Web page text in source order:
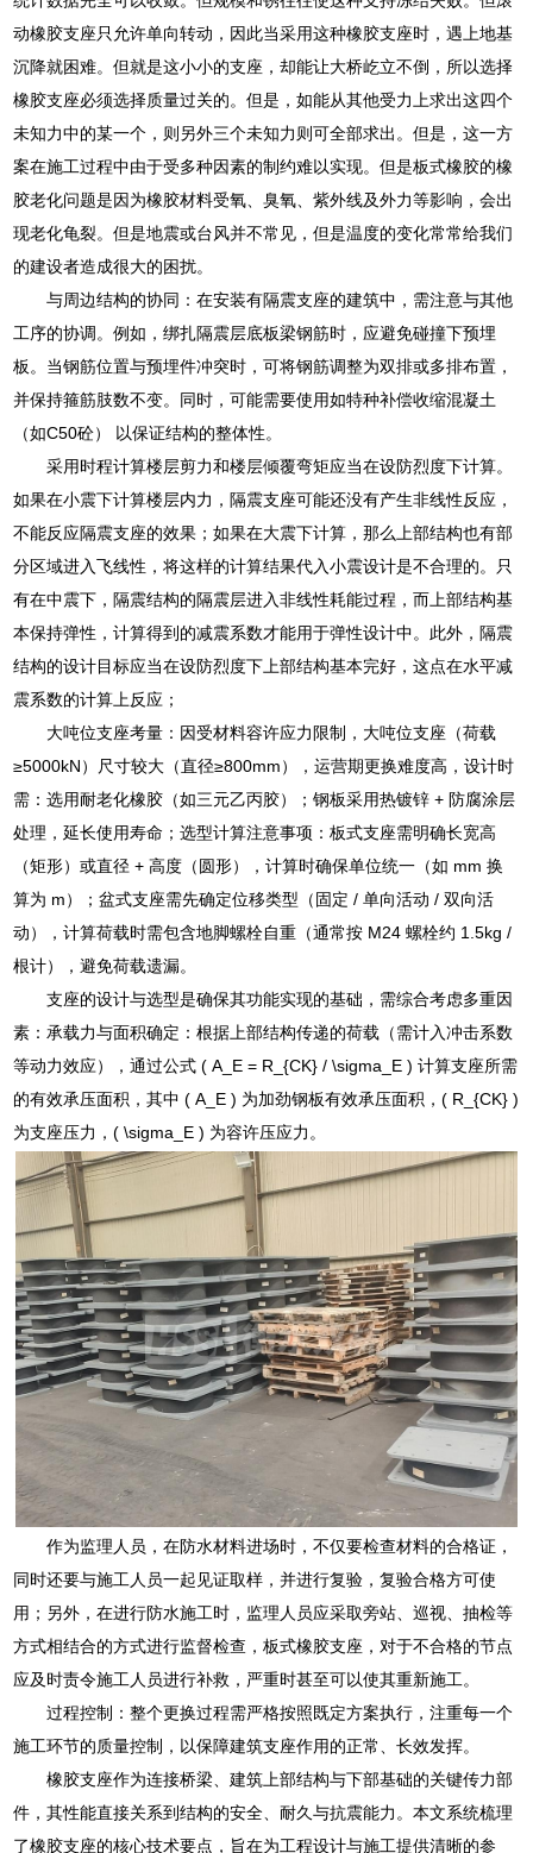
动橡胶支座只允许单向转动，因此当采用这种橡胶支座时，遇上地基
沉降就困难。但就是这小小的支座，却能让大桥屹立不倒，所以选择
橡胶支座必须选择质量过关的。但是，如能从其他受力上求出这四个
未知力中的某一个，则另外三个未知力则可全部求出。但是，这一方
案在施工过程中由于受多种因素的制约难以实现。但是板式橡胶的橡
胶老化问题是因为橡胶材料受氧、臭氧、紫外线及外力等影响，会出
现老化龟裂。但是地震或台风并不常见，但是温度的变化常常给我们
的建设者造成很大的困扰。
与周边结构的协同：在安装有隔震支座的建筑中，需注意与其他
工序的协调。例如，绑扎隔震层底板梁钢筋时，应避免碰撞下预埋
板。当钢筋位置与预埋件冲突时，可将钢筋调整为双排或多排布置，
并保持箍筋肢数不变。同时，可能需要使用如特种补偿收缩混凝土
（如C50砼） 以保证结构的整体性。
采用时程计算楼层剪力和楼层倾覆弯矩应当在设防烈度下计算。
如果在小震下计算楼层内力，隔震支座可能还没有产生非线性反应，
不能反应隔震支座的效果；如果在大震下计算，那么上部结构也有部
分区域进入飞线性，将这样的计算结果代入小震设计是不合理的。只
有在中震下，隔震结构的隔震层进入非线性耗能过程，而上部结构基
本保持弹性，计算得到的减震系数才能用于弹性设计中。此外，隔震
结构的设计目标应当在设防烈度下上部结构基本完好，这点在水平减
震系数的计算上反应；
大吨位支座考量：因受材料容许应力限制，大吨位支座（荷载
≥5000kN）尺寸较大（直径≥800mm），运营期更换难度高，设计时
需：选用耐老化橡胶（如三元乙丙胶）；钢板采用热镀锌 + 防腐涂层
处理，延长使用寿命；选型计算注意事项：板式支座需明确长宽高
（矩形）或直径 + 高度（圆形），计算时确保单位统一（如 mm 换
算为 m）；盆式支座需先确定位移类型（固定 / 单向活动 / 双向活
动），计算荷载时需包含地脚螺栓自重（通常按 M24 螺栓约 1.5kg /
根计），避免荷载遗漏。
支座的设计与选型是确保其功能实现的基础，需综合考虑多重因
素：承载力与面积确定：根据上部结构传递的荷载（需计入冲击系数
等动力效应），通过公式 ( A_E = R_{CK} / \sigma_E ) 计算支座所需
的有效承压面积，其中 ( A_E ) 为加劲钢板有效承压面积，( R_{CK} )
为支座压力，( \sigma_E ) 为容许压应力。
作为监理人员，在防水材料进场时，不仅要检查材料的合格证，
同时还要与施工人员一起见证取样，并进行复验，复验合格方可使
用；另外，在进行防水施工时，监理人员应采取旁站、巡视、抽检等
方式相结合的方式进行监督检查，板式橡胶支座，对于不合格的节点
应及时责令施工人员进行补救，严重时甚至可以使其重新施工。
过程控制：整个更换过程需严格按照既定方案执行，注重每一个
施工环节的质量控制，以保障建筑支座作用的正常、长效发挥。
橡胶支座作为连接桥梁、建筑上部结构与下部基础的关键传力部
件，其性能直接关系到结构的安全、耐久与抗震能力。本文系统梳理
了橡胶支座的核心技术要点，旨在为工程设计与施工提供清晰的参